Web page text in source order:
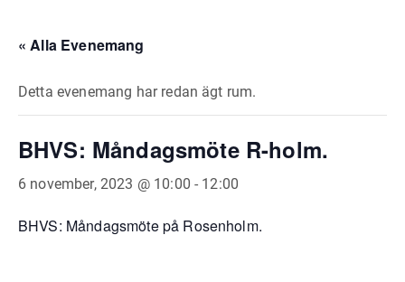
« Alla Evenemang
Detta evenemang har redan ägt rum.
BHVS: Måndagsmöte R-holm.
6 november, 2023 @ 10:00 - 12:00
BHVS: Måndagsmöte på Rosenholm.